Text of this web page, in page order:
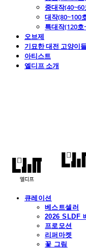
중대작
대작(80~100
특대작(120호
오브제
기묘한 대전 고양이
아티스트
엘디프 소개
큐레이션
베스트셀러
2026 SLDF
프로모션
리퍼마켓
꽃 그림